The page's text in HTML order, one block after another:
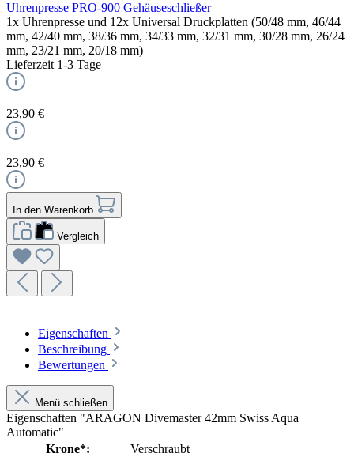
Uhrenpresse PRO-900 Gehäuseschließer
1x Uhrenpresse und 12x Universal Druckplatten (50/48 mm, 46/44
mm, 42/40 mm, 38/36 mm, 34/33 mm, 32/31 mm, 30/28 mm, 26/24
mm, 23/21 mm, 20/18 mm)
Lieferzeit 1-3 Tage
23,90 €
23,90 €
In den Warenkorb
Vergleich
Eigenschaften
Beschreibung
Bewertungen
Menü schließen
Eigenschaften "ARAGON Divemaster 42mm Swiss Aqua
Automatic"
Krone*:
Verschraubt